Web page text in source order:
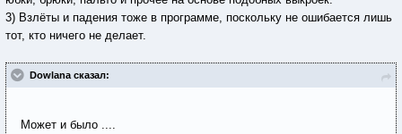
3) Взлёты и падения тоже в программе, поскольку не ошибается лишь
тот, кто ничего не делает.
Dowlana сказал:
Может и было ....